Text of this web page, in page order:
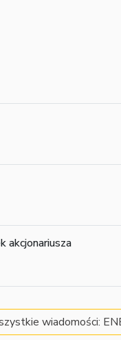
akcjonariusza
wiadomości: